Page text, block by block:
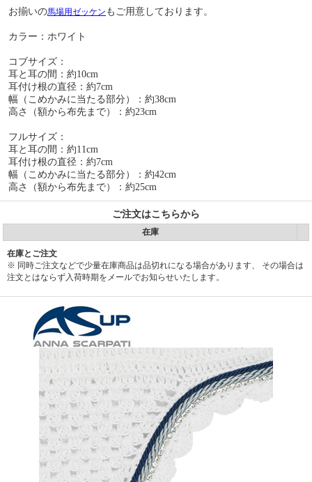
お揃いの馬場用ゼッケン もご用意しております。
カラー：ホワイト
コブサイズ：
耳と耳の間：約10cm
耳付け根の直径：約7cm
幅（こめかみに当たる部分）：約38cm
高さ（額から布先まで）：約23cm
フルサイズ：
耳と耳の間：約11cm
耳付け根の直径：約7cm
幅（こめかみに当たる部分）：約42cm
高さ（額から布先まで）：約25cm
ご注文はこちらから
在庫
在庫とご注文
※ 同時ご注文などで少量在庫商品は品切れになる場合があります、 その場合は
注文とはならず入荷時期をメールでお知らせいたします。